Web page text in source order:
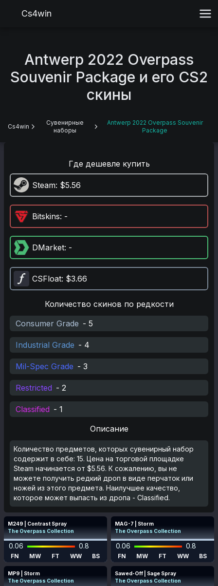
Cs4win
Antwerp 2022 Overpass
Souvenir Package и его CS2
скины
Cs4win
Сувенирные
наборы
Antwerp 2022 Overpass Souvenir
Package
Где дешевле купить
Steam: $5.56
Bitskins: -
DMarket: -
CSFloat: $3.66
Количество скинов по редкости
Consumer Grade - 5
Industrial Grade - 4
Mil-Spec Grade - 3
Restricted - 2
Classified - 1
Описание
Количество предметов, которых сувенирный набор
содержит в себе: 15. Цена на торговой площадке
Steam начинается от $5.56. К сожалению, вы не
можете получить редкий дроп в виде перчаток или
ножей из этого предмета. Наилучшее качество,
которое может выпасть из дропа - Classified.
M249 | Contrast Spray
The Overpass Collection
0.06 0.8
FN MW FT WW BS
MAG-7 | Storm
The Overpass Collection
0.06 0.8
FN MW FT WW BS
MP9 | Storm
The Overpass Collection
Sawed-Off | Sage Spray
The Overpass Collection